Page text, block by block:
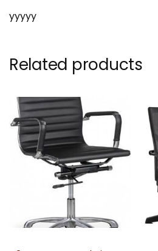
yyyyy
Related products